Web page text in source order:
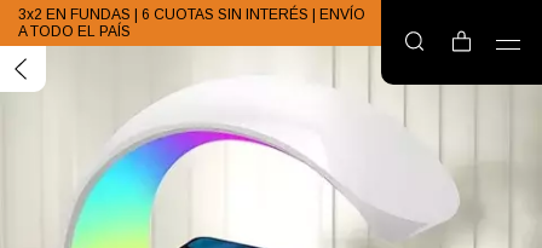
3x2 EN FUNDAS | 6 CUOTAS SIN INTERÉS | ENVÍO
A TODO EL PAÍS